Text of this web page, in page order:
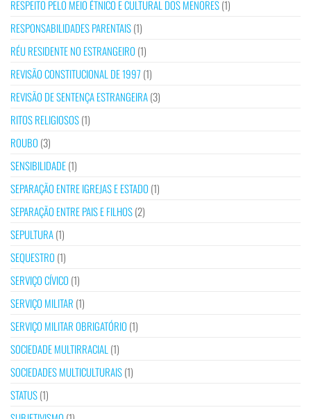
RESPEITO PELO MEIO ÉTNICO E CULTURAL DOS MENORES(1)
RESPONSABILIDADES PARENTAIS(1)
RÉU RESIDENTE NO ESTRANGEIRO (1)
REVISÃO CONSTITUCIONAL DE 1997 (1)
REVISÃO DE SENTENÇA ESTRANGEIRA(3)
RITOS RELIGIOSOS(1)
ROUBO (3)
SENSIBILIDADE(1)
SEPARAÇÃO ENTRE IGREJAS E ESTADO (1)
SEPARAÇÃO ENTRE PAIS E FILHOS(2)
SEPULTURA(1)
SEQUESTRO (1)
SERVIÇO CÍVICO (1)
SERVIÇO MILITAR (1)
SERVIÇO MILITAR OBRIGATÓRIO (1)
SOCIEDADE MULTIRRACIAL (1)
SOCIEDADES MULTICULTURAIS(1)
STATUS(1)